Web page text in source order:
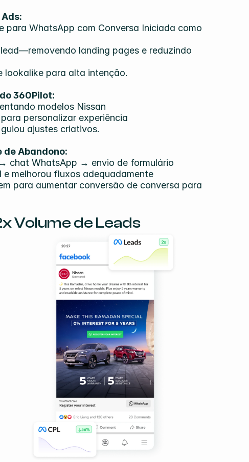
para WhatsApp com Conversa Iniciada como
landing pages e reduzindo
lookalike para alta intenção.
360Pilot:
modelos Nissan
personalizar experiência
ajustes criativos.
de Abandono:
chat WhatsApp → envio de formulário
melhorou fluxos adequadamente
para aumentar conversão de conversa para
Volume de Leads